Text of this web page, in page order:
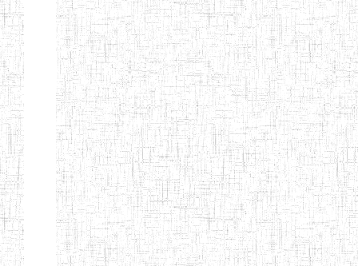
ENI
Chercher:
Effacer les filtres
Denomination
Type